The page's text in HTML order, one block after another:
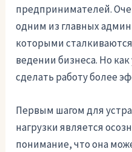
предпринимателей.
одним из главных
которыми
ведении бизнеса. Но как
сделать работу более
Первым шагом для
нагрузки является
понимание, что она